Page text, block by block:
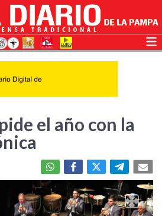
el año con la